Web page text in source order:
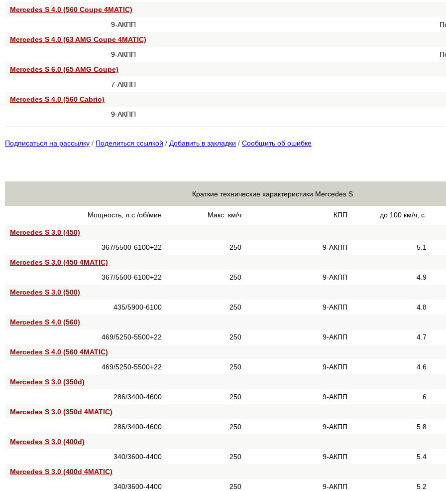
Mercedes S 4.0 (560 Coupe 4MATIC)
9-АКПП
Mercedes S 4.0 (63 AMG Coupe 4MATIC)
9-АКПП
Mercedes S 6.0 (65 AMG Coupe)
7-АКПП
Mercedes S 4.0 (560 Cabrio)
9-АКПП
Подписаться на рассылку / Поделиться ссылкой / Добавить в закладки / Сообщить об ошибке
Краткие технические характеристики Mercedes S
Мощность, л.с./об/мин Макс. км/ч КПП до 100 км/ч, с.
Mercedes S 3.0 (450)
367/5500-6100+22
250 9-АКПП 5.1
Mercedes S 3.0 (450 4MATIC)
367/5500-6100+22
250 9-АКПП 4.9
Mercedes S 3.0 (500)
435/5900-6100
250 9-АКПП 4.8
Mercedes S 4.0 (560)
469/5250-5500+22
250 9-АКПП 4.7
Mercedes S 4.0 (560 4MATIC)
469/5250-5500+22
250 9-АКПП 4.6
Mercedes S 3.0 (350d)
286/3400-4600
250 9-АКПП 6
Mercedes S 3.0 (350d 4MATIC)
286/3400-4600
250 9-АКПП 5.8
Mercedes S 3.0 (400d)
340/3600-4400
250 9-АКПП 5.4
Mercedes S 3.0 (400d 4MATIC)
340/3600-4400
250 9-АКПП 5.2